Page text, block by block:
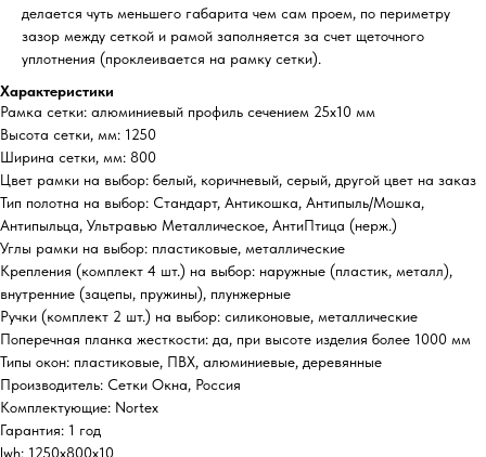
делается чуть меньшего габарита чем сам проем, по периметру
зазор между сеткой и рамой заполняется за счет щеточного
уплотнения (проклеивается на рамку сетки).
Характеристики
Рамка сетки: алюминиевый профиль сечением 25х10 мм
Высота сетки, мм: 1250
Ширина сетки, мм: 800
Цвет рамки на выбор: белый, коричневый, серый, другой цвет на заказ
Тип полотна на выбор: Стандарт, Антикошка, Антипыль/Мошка,
Антипыльца, Ультравью Металлическое, АнтиПтица (нерж.)
Углы рамки на выбор: пластиковые, металлические
Крепления (комплект 4 шт.) на выбор: наружные (пластик, металл),
внутренние (зацепы, пружины), плунжерные
Ручки (комплект 2 шт.) на выбор: силиконовые, металлические
Поперечная планка жесткости: да, при высоте изделия более 1000 мм
Типы окон: пластиковые, ПВХ, алюминиевые, деревянные
Производитель: Сетки Окна, Россия
Комплектующие: Nortex
Гарантия: 1 год
lwh: 1250x800x10